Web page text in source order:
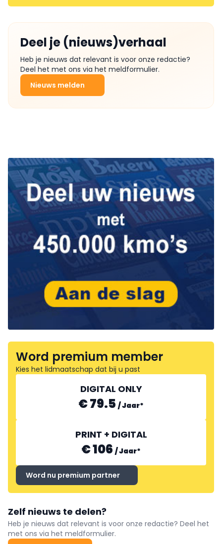
Deel je (nieuws)verhaal
Heb je nieuws dat relevant is voor onze redactie?
Deel het met ons via het meldformulier.
Nieuws melden
Word premium member
Kies het lidmaatschap dat bij u past
DIGITAL ONLY
€ 79.5 /Jaar*
PRINT + DIGITAL
€ 106 /Jaar*
Word nu premium partner
Zelf nieuws te delen?
Heb je nieuws dat relevant is voor onze redactie? Deel het
met ons via het meldformulier.